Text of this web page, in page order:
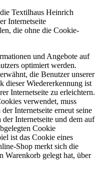
Textilhaus Heinrich
Internetseite
die ohne die Cookie-
und Angebote auf
optimiert werden.
die Benutzer unserer
dieser Wiedererkennung ist
Internetseite zu erleichtern.
verwendet, muss
Internetseite erneut seine
Internetseite und dem auf
Cookie
ist das Cookie eines
Shop merkt sich die
Warenkorb gelegt hat, über